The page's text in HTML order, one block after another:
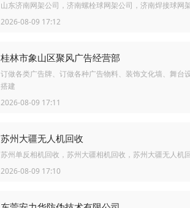
山东济南网架公司，济南螺栓球网架公司，济南焊接球网
2026-08-09 17:12
桂林市象山区聚风广告经营部
订做各类广告牌、订做各种广告物料、装饰文化墙、舞台
搭建
2026-08-09 17:11
苏州大疆无人机回收
苏州单反相机回收，苏州大疆相机回收，苏州大疆无人机
2026-08-09 17:10